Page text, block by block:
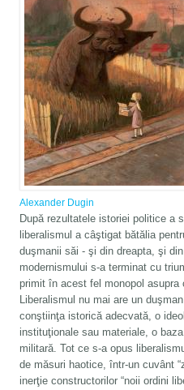
Alexander Dugin
După rezultatele istoriei politice a
liberalismul a câştigat bătălia
duşmanii săi - şi din dreapta, şi
modernismului s-a terminat cu
primit în acest fel monopol asupra
Liberalismul nu mai are un
conştiinţa istorică adecvată, o
instituţionale sau materiale, o
militară. Tot ce s-a opus
de măsuri haotice, într-un cuvânt
inerţie constructorilor “noii ordini